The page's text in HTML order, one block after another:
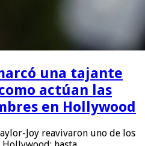
una tajante
actúan las
en Hollywood
Joy reavivaron uno de los